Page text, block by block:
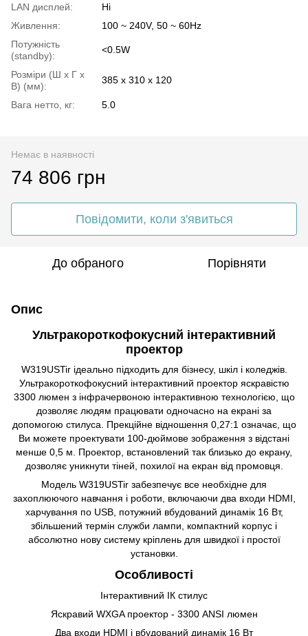
LAN дисплей:
Ні
Живлення:
100 ~ 240V, 50 ~ 60Hz
Потужність
(standby):
<0.5W
Розміри (Ш x Г x
В) (мм):
385 x 310 x 120
Вага нетто, кг: 5.0
Немає в наявності
74 806 грн
Повідомити, коли з'явиться
До обраного Порівняти
Опис
Ультракороткофокусний інтерактивний
проектор
W319USTir ідеально підходить для бізнесу, шкіл і коледжів.
Ультракороткофокусний інтерактивний проектор яскравістю
3300 люмен з інфрачервоною інтерактивною технологією, що
дозволяє людям працювати одночасно на екрані за
допомогою стилуса. Прекційне відношення 0,27:1 означає, що
Ви можете проектувати 100-дюймове зображення з відстані
менше 0,5 м. Проектор, встановлений так близько до екрану,
дозволяє уникнути тіней, похилої на екран від промовця.
Модель W319USTir забезпечує все необхідне для
захоплюючого навчання і роботи, включаючи два входи HDMI,
харчування по USB, потужний вбудований динамік 16 Вт,
збільшений термін служби лампи, компактний корпус і
абсолютно нову систему кріплень для швидкої і простої
установки.
Особливості
Інтерактивний ІК стилус
Яскравий WXGA проектор - 3300 ANSI люмен
Два входи HDMI і вбудований динамік 16 Вт